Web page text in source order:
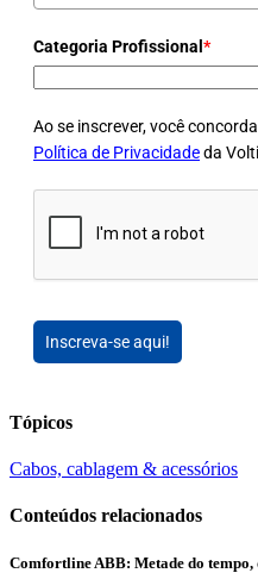
Categoria Profissional *
Ao se inscrever, você
Política de Privacidadeda
Inscreva-se aqui!
Tópicos
Cabos, cablagem & acessórios
Conteúdos relacionados
Comfortline ABB: Metade do